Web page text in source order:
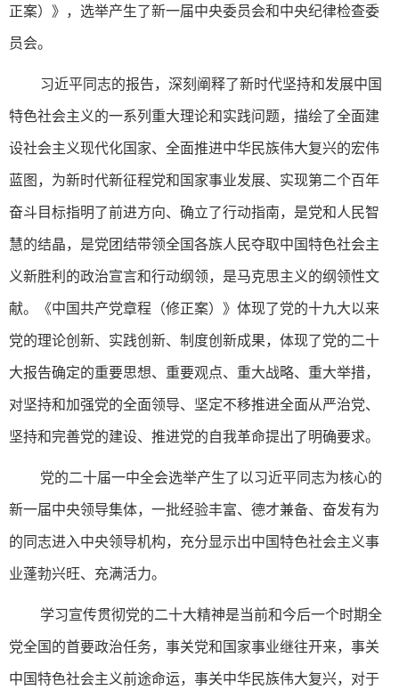
正案）》，选举产生了新一届中央委员会和中央纪律检查委
员会。
习近平同志的报告，深刻阐释了新时代坚持和发展中国
特色社会主义的一系列重大理论和实践问题，描绘了全面建
设社会主义现代化国家、全面推进中华民族伟大复兴的宏伟
蓝图，为新时代新征程党和国家事业发展、实现第二个百年
奋斗目标指明了前进方向、确立了行动指南，是党和人民智
慧的结晶，是党团结带领全国各族人民夺取中国特色社会主
义新胜利的政治宣言和行动纲领，是马克思主义的纲领性文
献。《中国共产党章程（修正案）》体现了党的十九大以来
党的理论创新、实践创新、制度创新成果，体现了党的二十
大报告确定的重要思想、重要观点、重大战略、重大举措，
对坚持和加强党的全面领导、坚定不移推进全面从严治党、
坚持和完善党的建设、推进党的自我革命提出了明确要求。
党的二十届一中全会选举产生了以习近平同志为核心的
新一届中央领导集体，一批经验丰富、德才兼备、奋发有为
的同志进入中央领导机构，充分显示出中国特色社会主义事
业蓬勃兴旺、充满活力。
学习宣传贯彻党的二十大精神是当前和今后一个时期全
党全国的首要政治任务，事关党和国家事业继往开来，事关
中国特色社会主义前途命运，事关中华民族伟大复兴，对于